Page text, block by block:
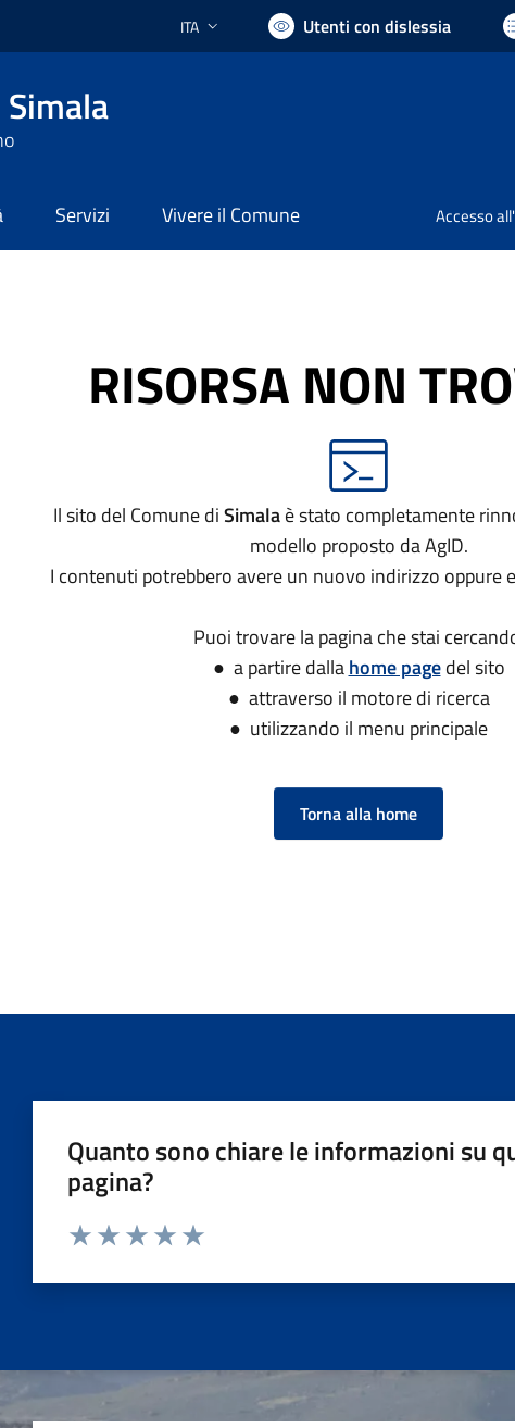
Lingua attiva:
ITA Utenti con dislessia
Servizi Vivere il Comune Accesso
RISORSA NON
Il sito del Comune diSimalaè stato completamente
modello proposto da AgID.
I contenuti potrebbero avere un nuovo indirizzo oppure
Puoi trovare la pagina che stai
● a partire dallahome pagedel sito
● attraverso il motore di ricerca
● utilizzando il menu principale
Torna alla home
Quanto sono chiare le informazioni su
pagina?
Valuta da 1 a 5 stelle la pagina